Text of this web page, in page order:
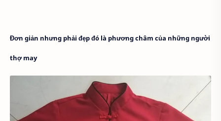
Đơn giản nhưng phải đẹp đó là phương châm của những người
thợ may